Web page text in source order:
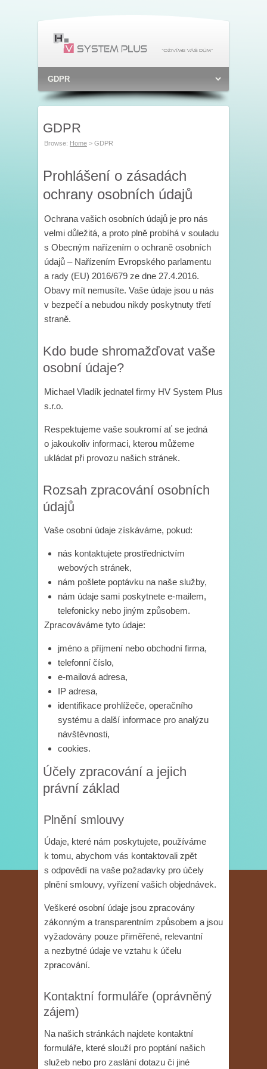
GDPR
Browse: Home > GDPR
Prohlášení o zásadách
ochrany osobních údajů
Ochrana vašich osobních údajů je pro nás
velmi důležitá, a proto plně probíhá v souladu
s Obecným nařízením o ochraně osobních
údajů – Nařízením Evropského parlamentu
a rady (EU) 2016/679 ze dne 27.4.2016.
Obavy mít nemusíte. Vaše údaje jsou u nás
v bezpečí a nebudou nikdy poskytnuty třetí
straně.
Kdo bude shromažďovat vaše
osobní údaje?
Michael Vladík jednatel firmy HV System Plus
s.r.o.
Respektujeme vaše soukromí ať se jedná
o jakoukoliv informaci, kterou můžeme
ukládat při provozu našich stránek.
Rozsah zpracování osobních
údajů
Vaše osobní údaje získáváme, pokud:
nás kontaktujete prostřednictvím
webových stránek,
nám pošlete poptávku na naše služby,
nám údaje sami poskytnete e-mailem,
telefonicky nebo jiným způsobem.
Zpracováváme tyto údaje:
jméno a příjmení nebo obchodní firma,
telefonní číslo,
e-mailová adresa,
IP adresa,
identifikace prohlížeče, operačního
systému a další informace pro analýzu
návštěvnosti,
cookies.
Účely zpracování a jejich
právní základ
Plnění smlouvy
Údaje, které nám poskytujete, používáme
k tomu, abychom vás kontaktovali zpět
s odpovědí na vaše požadavky pro účely
plnění smlouvy, vyřízení vašich objednávek.
Veškeré osobní údaje jsou zpracovány
zákonným a transparentním způsobem a jsou
vyžadovány pouze přiměřené, relevantní
a nezbytné údaje ve vztahu k účelu
zpracování.
Kontaktní formuláře (oprávněný
zájem)
Na našich stránkách najdete kontaktní
formuláře, které slouží pro poptání našich
služeb nebo pro zaslání dotazu či jiné